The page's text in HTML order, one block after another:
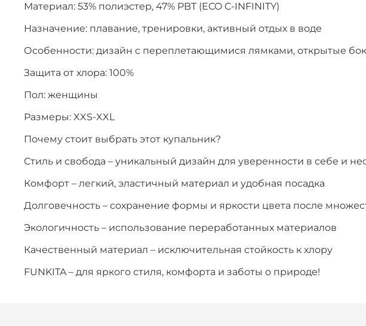
Материал: 53% полиэстер, 47% PBT (ECO C-INFINITY)
Назначение: плавание, тренировки, активный отдых в воде
Особенности: дизайн с переплетающимися лямками, открытые
Защита от хлора: 100%
Пол: женщины
Размеры: XXS-XXL
Почему стоит выбрать этот купальник?
Стиль и свобода – уникальный дизайн для уверенности в себе и
Комфорт – легкий, эластичный материал и удобная посадка
Долговечность – сохранение формы и яркости цвета после
Экологичность – использование переработанных материалов
Качественный материал – исключительная стойкость к хлору
FUNKITA – для яркого стиля, комфорта и заботы о природе!